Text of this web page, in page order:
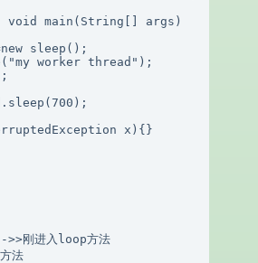
void main(String[] args)
sleep();
worker thread");
x){}
刚进入loop方法
法